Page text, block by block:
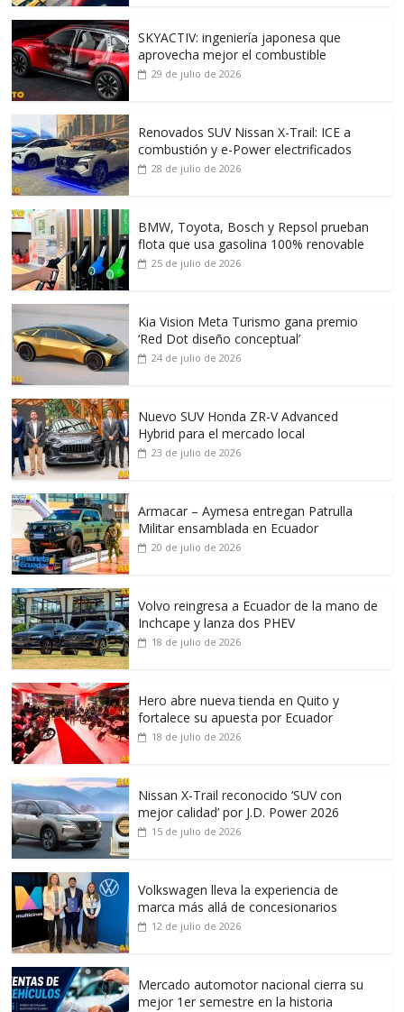
SKYACTIV: ingeniería japonesa que
aprovecha mejor el combustible
29 de julio de 2026
Renovados SUV Nissan X-Trail: ICE a
combustión y e-Power electrificados
28 de julio de 2026
BMW, Toyota, Bosch y Repsol prueban
flota que usa gasolina 100% renovable
25 de julio de 2026
Kia Vision Meta Turismo gana premio
‘Red Dot diseño conceptual’
24 de julio de 2026
Nuevo SUV Honda ZR-V Advanced
Hybrid para el mercado local
23 de julio de 2026
Armacar – Aymesa entregan Patrulla
Militar ensamblada en Ecuador
20 de julio de 2026
Volvo reingresa a Ecuador de la mano de
Inchcape y lanza dos PHEV
18 de julio de 2026
Hero abre nueva tienda en Quito y
fortalece su apuesta por Ecuador
18 de julio de 2026
Nissan X-Trail reconocido ‘SUV con
mejor calidad’ por J.D. Power 2026
15 de julio de 2026
Volkswagen lleva la experiencia de
marca más allá de concesionarios
12 de julio de 2026
Mercado automotor nacional cierra su
mejor 1er semestre en la historia